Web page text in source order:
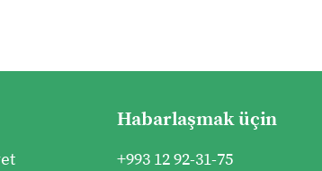
Habarlaşmak üçin
+993 12 92-31-75